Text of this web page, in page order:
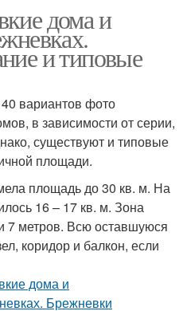
дома и
и типовые
вариантов фото
в зависимости от серии,
существуют и типовые
площади.
площадь до 30 кв. м. На
16 – 17 кв. м. Зона
7 метров. Всю оставшуюся
коридор и балкон, если